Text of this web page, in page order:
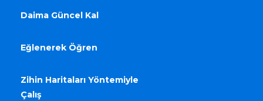
Daima Güncel Kal
Eğlenerek Öğren
Zihin Haritaları Yöntemiyle
Çalış